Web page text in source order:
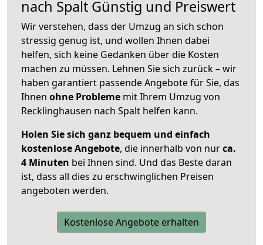
nach Spalt Günstig und Preiswert
Wir verstehen, dass der Umzug an sich schon
stressig genug ist, und wollen Ihnen dabei
helfen, sich keine Gedanken über die Kosten
machen zu müssen. Lehnen Sie sich zurück – wir
haben garantiert passende Angebote für Sie, das
Ihnen ohne Probleme mit Ihrem Umzug von
Recklinghausen nach Spalt helfen kann.
Holen Sie sich ganz bequem und einfach
kostenlose Angebote, die innerhalb von nurca.
4 Minuten bei Ihnen sind. Und das Beste daran
ist, dass all dies zu erschwinglichen Preisen
angeboten werden.
Kostenlose Angebote erhalten